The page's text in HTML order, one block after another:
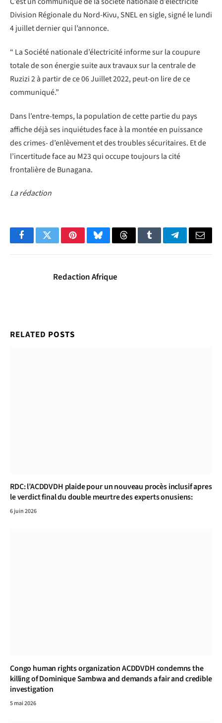
Division Régionale du Nord-Kivu, SNEL en sigle, signé le lundi
4 juillet dernier qui l’annonce.
“ La Société nationale d’électricité informe sur la coupure
totale de son énergie suite aux travaux sur la centrale de
Ruzizi 2 à partir de ce 06 Juillet 2022, peut-on lire de ce
communiqué.”
Dans l’entre-temps, la population de cette partie du pays
affiche déjà ses inquiétudes face à la montée en puissance
des crimes- d’enlèvement et des troubles sécuritaires. Et de
l’incertitude face au M23 qui occupe toujours la cité
frontalière de Bunagana.
La rédaction
FacebookTwitterPinterestBlueskyThreadsTumblrTelegramEmail
Redaction Afrique
RELATED POSTS
RDC: l’ACDDVDH plaide pour un nouveau procès inclusif apres
le verdict final du double meurtre des experts onusiens:
6 juin 2026
Congo human rights organization ACDDVDH condemns the
killing of Dominique Sambwa and demands a fair and credible
investigation
5 mai 2026